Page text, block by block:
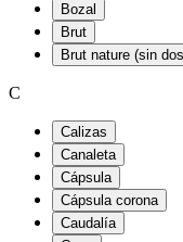
Bozal
Brut
Brut nature (sin
C
Calizas
Canaleta
Cápsula
Cápsula corona
Caudalía